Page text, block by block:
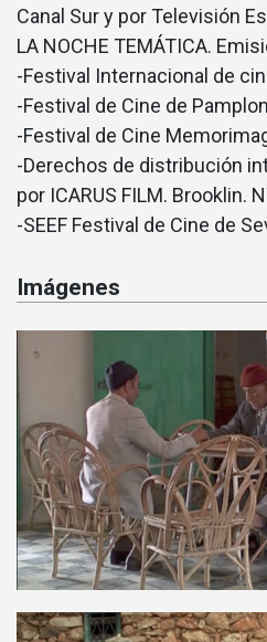
Canal Sur y por Televisión
LA NOCHE TEMÁTICA.
-Festival Internacional de
-Festival de Cine de
-Festival de Cine
-Derechos de distribución
por ICARUS FILM. Brooklin.
-SEEF Festival de Cine de
Imágenes